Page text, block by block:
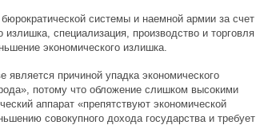
системы и наемной армии за счет
специализация, производство и торговля
экономического излишка.
является причиной упадка экономического
потому что обложение слишком высокими
аппарат «препятствуют экономической
совокупного дохода государства и требует